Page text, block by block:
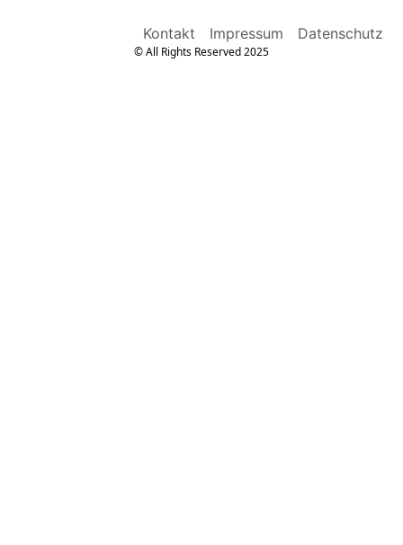
Kontakt Impressum Datenschutz
© All Rights Reserved 2025